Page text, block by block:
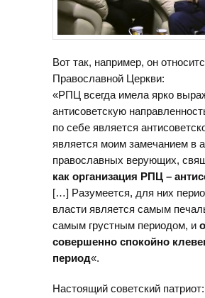
Вот так, например, он
Православной Церкви:
«РПЦ всегда имела ярко
антисоветскую
по себе является
является моим замечанием в
православных верующих,
как организация РПЦ –
[…] Разумеется, для них
власти является самым
самым грустным периодом, и
совершенно спокойно
период«.
Настоящий советский